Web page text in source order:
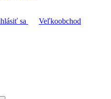
sa
Veľkoobchod